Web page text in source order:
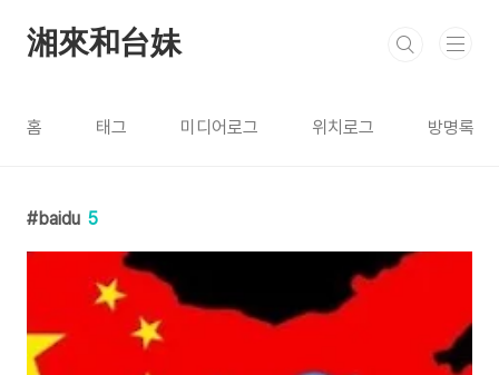
湘來和台妹
홈 태그 미디어로그 위치로그 방명록
baidu 5